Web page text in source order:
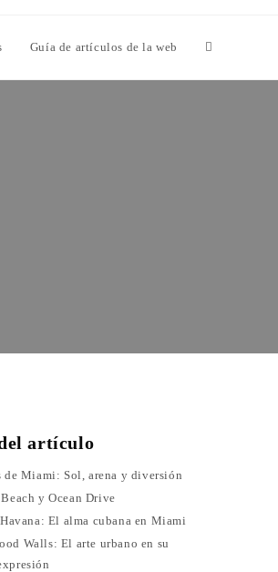
Guía de artículos de la web
artículo
de Miami: Sol, arena y diversión
y Ocean Drive
El alma cubana en Miami
Walls: El arte urbano en su